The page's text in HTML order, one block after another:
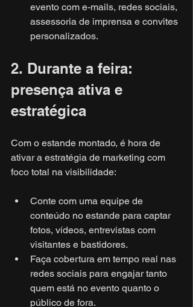
evento com e-mails, redes sociais,
assessoria de imprensa e convites
personalizados.
2. Durante a feira:
presença ativa e
estratégica
Com o estande montado, é hora de
ativar a estratégia de marketing com
foco total na visibilidade:
Conte com uma equipe de
conteúdo no estande para captar
fotos, vídeos, entrevistas com
visitantes e bastidores.
Faça cobertura em tempo real nas
redes sociais para engajar tanto
quem está no evento quanto o
público de fora.